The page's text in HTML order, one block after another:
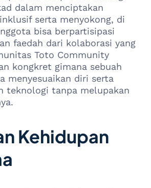
dalam menciptakan
serta menyokong, di
bisa berpartisipasi
faedah dari kolaborasi yang
Toto Community
kongkret gimana sebuah
menyesuaikan diri serta
teknologi tanpa melupakan
Kehidupan